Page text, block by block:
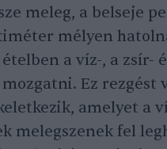
meleg, a belseje
mélyen
a víz-, a zsír-
Ez rezgést
amelyet a
melegszenek fel